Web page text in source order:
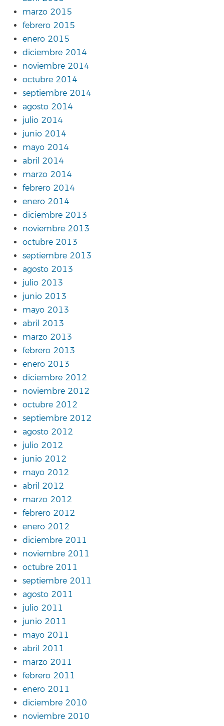
marzo 2015
febrero 2015
enero 2015
diciembre 2014
noviembre 2014
octubre 2014
septiembre 2014
agosto 2014
julio 2014
junio 2014
mayo 2014
abril 2014
marzo 2014
febrero 2014
enero 2014
diciembre 2013
noviembre 2013
octubre 2013
septiembre 2013
agosto 2013
julio 2013
junio 2013
mayo 2013
abril 2013
marzo 2013
febrero 2013
enero 2013
diciembre 2012
noviembre 2012
octubre 2012
septiembre 2012
agosto 2012
julio 2012
junio 2012
mayo 2012
abril 2012
marzo 2012
febrero 2012
enero 2012
diciembre 2011
noviembre 2011
octubre 2011
septiembre 2011
agosto 2011
julio 2011
junio 2011
mayo 2011
abril 2011
marzo 2011
febrero 2011
enero 2011
diciembre 2010
noviembre 2010